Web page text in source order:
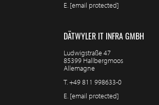
E. [email protected]
DÄTWYLER IT INFRA GMBH
Ludwigstraße 47
85399 Hallbergmoos
Allemagne
T.+49 811 998633-0
E. [email protected]